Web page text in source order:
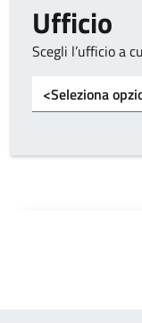
Ufficio
Scegli l’ufficio a